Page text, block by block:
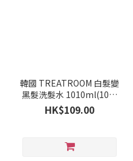
韓國 TREATROOM 白髮變
黑髮洗髮水 1010ml(10月
上旬)
HK$109.00